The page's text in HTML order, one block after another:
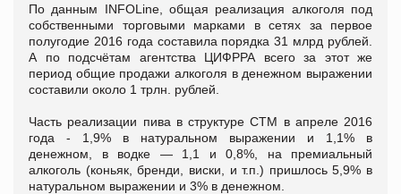
По данным INFOLine, общая реализация алкоголя под
собственными торговыми марками в сетях за первое
полугодие 2016 года составила порядка 31 млрд рублей.
А по подсчётам агентства ЦИФРРА всего за этот же
период общие продажи алкоголя в денежном выражении
составили около 1 трлн. рублей.
Часть реализации пива в структуре СТМ в апреле 2016
года - 1,9% в натуральном выражении и 1,1% в
денежном, в водке — 1,1 и 0,8%, на премиальный
алкоголь (коньяк, бренди, виски, и т.п.) пришлось 5,9% в
натуральном выражении и 3% в денежном.